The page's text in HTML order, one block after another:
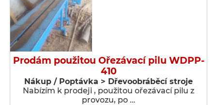
Prodám použitou Ořezávací pilu WDPP-
410
Nákup / Poptávka > Dřevoobráběcí stroje
Nabízím k prodeji , použitou ořezávací pilu z
provozu, po …